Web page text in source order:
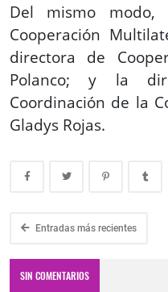
Del mismo
Cooperación
directora de
Polanco; y la
Coordinación de la
Gladys Rojas.
Entradas más recientes
SIN COMENTARIOS